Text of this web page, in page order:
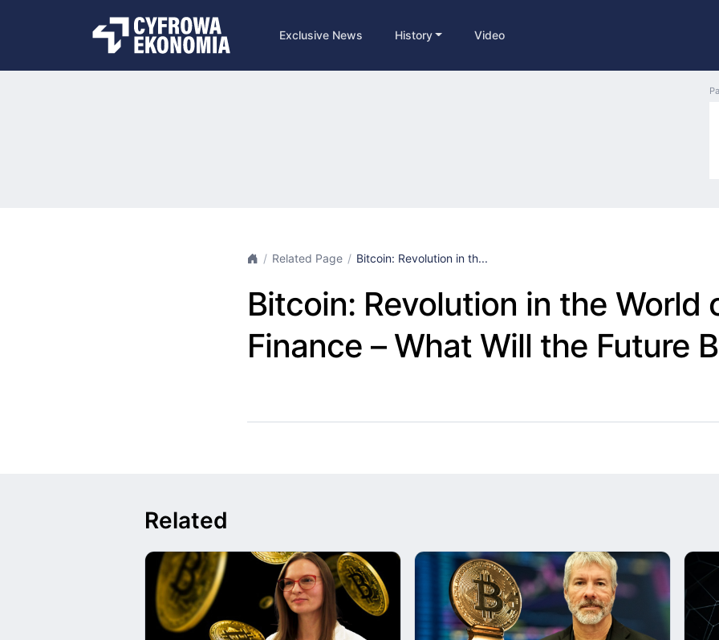
Exclusive News History Video
Related Page Bitcoin: Revolution in th...
Bitcoin: Revolution in the World
Finance – What Will the Future
Related